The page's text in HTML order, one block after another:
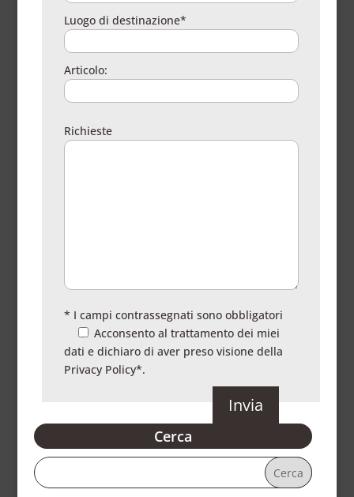
Luogo di destinazione*
Articolo:
Richieste
* I campi contrassegnati sono obbligatori
Acconsento al trattamento dei miei
dati e dichiaro di aver preso visione della
Privacy Policy*.
Cerca